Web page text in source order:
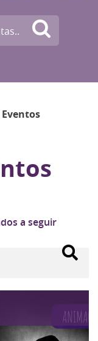
a seguir